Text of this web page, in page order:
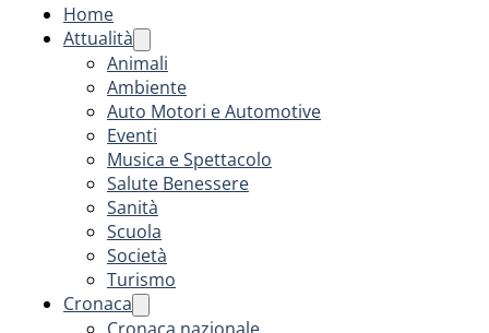
Home
Attualità
Animali
Ambiente
Auto Motori e Automotive
Eventi
Musica e Spettacolo
Salute Benessere
Sanità
Scuola
Società
Turismo
Cronaca
Cronaca nazionale